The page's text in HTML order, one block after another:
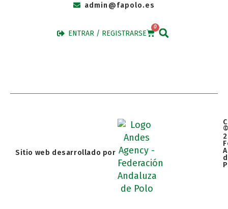
admin@fapolo.es
ENTRAR / REGISTRARSE
0
Sitio web desarrollado por